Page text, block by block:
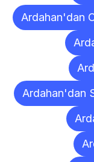
Ardahan'dan
Ardahan'dan